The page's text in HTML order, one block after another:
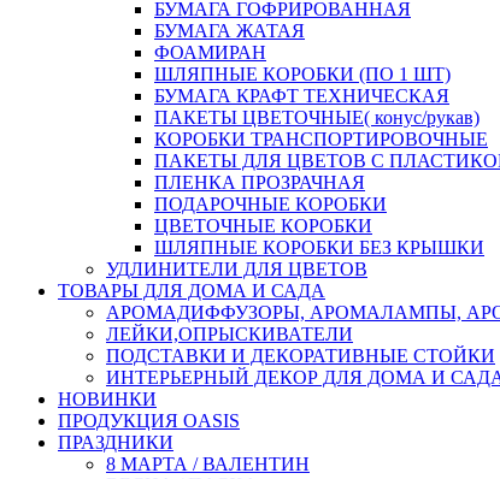
БУМАГА ГОФРИРОВАННАЯ
БУМАГА ЖАТАЯ
ФОАМИРАН
ШЛЯПНЫЕ КОРОБКИ (ПО 1 ШТ)
БУМАГА КРАФТ ТЕХНИЧЕСКАЯ
ПАКЕТЫ ЦВЕТОЧНЫЕ( конус/рукав)
КОРОБКИ ТРАНСПОРТИРОВОЧНЫЕ
ПАКЕТЫ ДЛЯ ЦВЕТОВ С
ПЛЕНКА ПРОЗРАЧНАЯ
ПОДАРОЧНЫЕ КОРОБКИ
ЦВЕТОЧНЫЕ КОРОБКИ
ШЛЯПНЫЕ КОРОБКИ БЕЗ КРЫШКИ
УДЛИНИТЕЛИ ДЛЯ ЦВЕТОВ
ТОВАРЫ ДЛЯ ДОМА И САДА
АРОМАДИФФУЗОРЫ, АРОМАЛАМПЫ,
ЛЕЙКИ,ОПРЫСКИВАТЕЛИ
ПОДСТАВКИ И ДЕКОРАТИВНЫЕ СТОЙКИ
ИНТЕРЬЕРНЫЙ ДЕКОР ДЛЯ ДОМА И
НОВИНКИ
ПРОДУКЦИЯ OASIS
ПРАЗДНИКИ
8 МАРТА / ВАЛЕНТИН